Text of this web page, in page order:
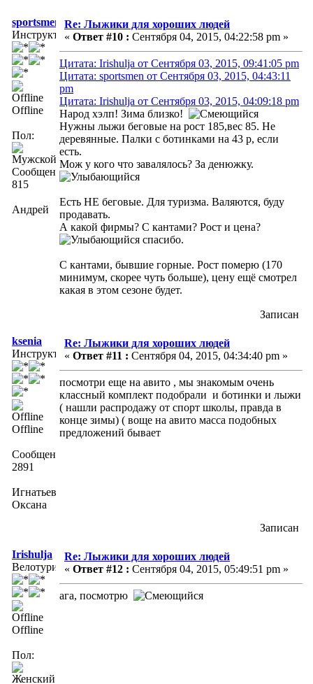
sportsmen
Инструктор
Offline
Пол:
Сообщений:
815
Андрей
Re: Лыжики для хороших людей
« Ответ #10 : Сентября 04, 2015, 04:22:58 pm »
Цитата: Irishulja от Сентября 03, 2015, 09:41:05 pm
Цитата: sportsmen от Сентября 03, 2015, 04:43:11
pm
Цитата: Irishulja от Сентября 03, 2015, 04:09:18 pm
Народ хэлп! Зима близко!
Нужны лыжи беговые на рост 185,вес 85. Не
деревянные. Палки с ботинками на 43 р, если
есть.
Мож у кого что завалялось? За денюжку.
Есть НЕ беговые. Для туризма. Валяются, буду
продавать.
А какой фирмы? С кантами? Рост и цена?
спасибо.
С кантами, бывшие горные. Рост померю (170
минимум, скорее чуть больше), цену ещё смотрел
какая в этом сезоне будет.
Записан
ksenia
Инструктор
Offline
Сообщений:
2891
Игнатьева
Оксана
Re: Лыжики для хороших людей
« Ответ #11 : Сентября 04, 2015, 04:34:40 pm »
посмотри еще на авито , мы знакомым очень
классный комплект подобрали и ботинки и лыжи
( нашли распродажу от спорт школы, правда в
конце зимы) ( воще на авито масса подобных
предложений бывает
Записан
Irishulja
Велотурист
Offline
Пол:
Re: Лыжики для хороших людей
« Ответ #12 : Сентября 04, 2015, 05:49:51 pm »
ага, посмотрю